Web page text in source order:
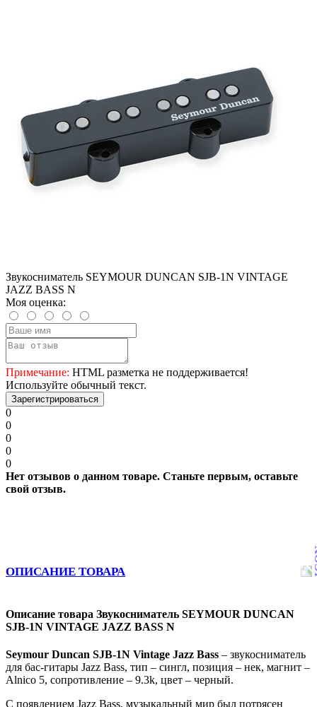
Звукосниматель SEYMOUR DUNCAN SJB-1N VINTAGE
JAZZ BASS N
Моя оценка:
Примечание: HTML разметка не поддерживается!
Используйте обычный текст.
Зарегистрироваться
0
0
0
0
0
Нет отзывов о данном товаре. Станьте первым, оставьте
свой отзыв.
ОПИСАНИЕ ТОВАРА
Описание товара Звукосниматель SEYMOUR DUNCAN
SJB-1N VINTAGE JAZZ BASS N
Seymour Duncan SJB-1N Vintage Jazz Bass – звукосниматель
для бас-гитары Jazz Bass, тип – сингл, позиция – нек, магнит –
Alnico 5, сопротивление – 9.3k, цвет – черный.
С появлением Jazz Bass, музыкальный мир был потрясен